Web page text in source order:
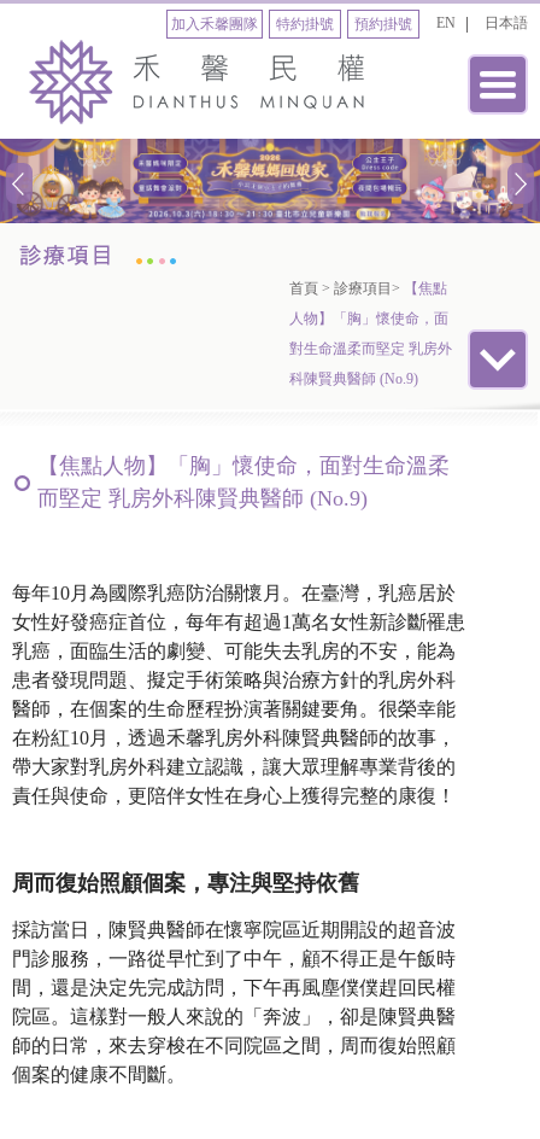
日本語
EN
加入禾馨團隊 預約掛號
特約掛號
首頁 > 診療項目 > 【焦點
人物】「胸」懷使命，面
對生命溫柔而堅定 乳房外
科陳賢典醫師 (No.9)
【焦點人物】「胸」懷使命，面對生命溫柔
而堅定 乳房外科陳賢典醫師 (No.9)
每年10月為國際乳癌防治關懷月。在臺灣，乳癌居於
女性好發癌症首位，每年有超過1萬名女性新診斷罹患
乳癌，面臨生活的劇變、可能失去乳房的不安，能為
患者發現問題、擬定手術策略與治療方針的乳房外科
醫師，在個案的生命歷程扮演著關鍵要角。很榮幸能
在粉紅10月，透過禾馨乳房外科陳賢典醫師的故事，
帶大家對乳房外科建立認識，讓大眾理解專業背後的
責任與使命，更陪伴女性在身心上獲得完整的康復！
周而復始照顧個案，專注與堅持依舊
採訪當日，陳賢典醫師在懷寧院區近期開設的超音波
門診服務，一路從早忙到了中午，顧不得正是午飯時
間，還是決定先完成訪問，下午再風塵僕僕趕回民權
院區。這樣對一般人來說的「奔波」，卻是陳賢典醫
師的日常，來去穿梭在不同院區之間，周而復始照顧
個案的健康不間斷。